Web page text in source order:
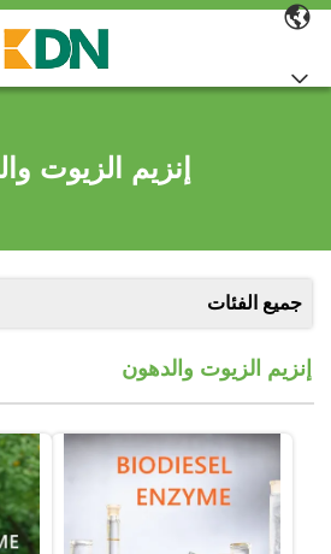
إنزيم الزيوت
جميع الفئات
إنزيم الزيوت والدهون